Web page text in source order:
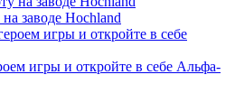
заводе Hochland
игры и откройте в себе Альфа-